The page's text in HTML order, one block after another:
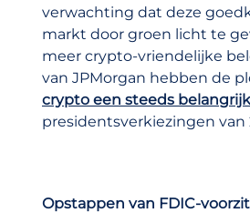
verwachting dat deze
markt door groen licht te
meer crypto-vriendelijke
van JPMorgan hebben de
crypto een steeds
presidentsverkiezingen van
Opstappen van FDIC-